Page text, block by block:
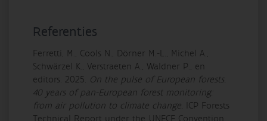
Referenties
Ferretti, M., Cools N., Dörner M.-L., Michel A.,
Schwärzel K., Verstraeten A., Waldner P., en
editors. 2025. On the pulse of European forests.
40 years of pan-European forest monitoring:
from air pollution to climate change. ICP Forests
Technical Report under the UNECE Convention